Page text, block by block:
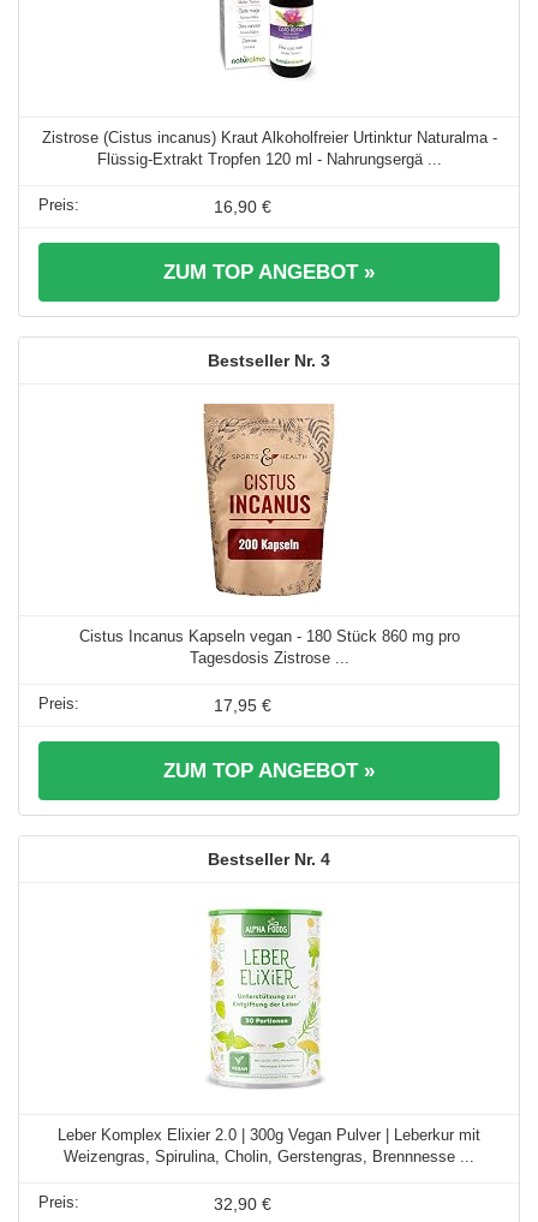
Zistrose (Cistus incanus) Kraut Alkoholfreier Urtinktur Naturalma -
Flüssig-Extrakt Tropfen 120 ml - Nahrungsergä ...
16,90 €
ZUM TOP ANGEBOT »
3
Cistus Incanus Kapseln vegan - 180 Stück 860 mg pro
Tagesdosis Zistrose ...
17,95 €
ZUM TOP ANGEBOT »
4
Leber Komplex Elixier 2.0 | 300g Vegan Pulver | Leberkur mit
Weizengras, Spirulina, Cholin, Gerstengras, Brennnesse ...
32,90 €